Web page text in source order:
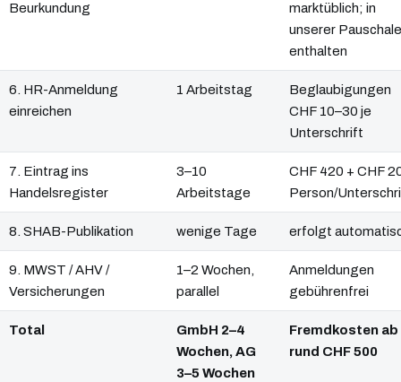
Beurkundung
marktüblich; in
unserer Pauschale
enthalten
6. HR-Anmeldung
einreichen
1 Arbeitstag
Beglaubigungen
CHF 10–30 je
Unterschrift
7. Eintrag ins
Handelsregister
3–10
Arbeitstage
CHF 420 + CHF
Person/
8. SHAB-Publikation wenige Tage erfolgt
9. MWST / AHV /
Versicherungen
1–2 Wochen,
parallel
Anmeldungen
gebührenfrei
Total
GmbH 2–4
Wochen, AG
3–5 Wochen
Fremdkosten ab
rund CHF 500